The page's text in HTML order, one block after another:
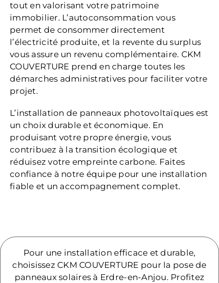
tout en valorisant votre patrimoine
immobilier. L’autoconsommation vous
permet de consommer directement
l’électricité produite, et la revente du surplus
vous assure un revenu complémentaire. CKM
COUVERTURE prend en charge toutes les
démarches administratives pour faciliter votre
projet.
L’installation de panneaux photovoltaïques est
un choix durable et économique. En
produisant votre propre énergie, vous
contribuez à la transition écologique et
réduisez votre empreinte carbone. Faites
confiance à notre équipe pour une installation
fiable et un accompagnement complet.
Pour une installation efficace et durable,
choisissez CKM COUVERTURE pour la pose de
panneaux solaires à Erdre-en-Anjou. Profitez